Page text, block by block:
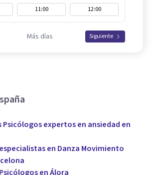
11:00 12:00
Más días Siguiente
Psicólogos expertos en ansiedad en
en Danza Movimiento
en Álora